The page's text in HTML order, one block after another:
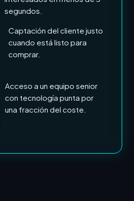
segundos.
Captación del cliente justo
cuando está listo para
comprar.
Acceso a un equipo senior
con tecnología punta por
una fracción del coste.